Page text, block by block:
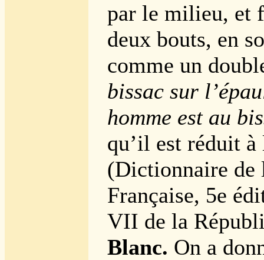
par le milieu, et
deux bouts, en
comme un
bissac sur
homme est au
qu’il est réduit
(Dictionnaire de
Française, 5e
VII de la
Blanc. On a